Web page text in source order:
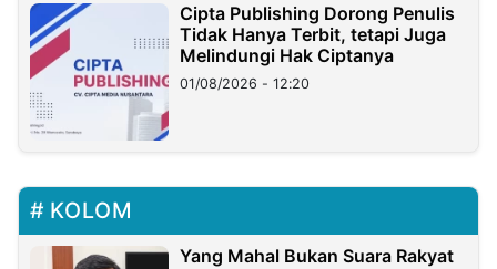
Cipta Publishing Dorong Penulis
Tidak Hanya Terbit, tetapi Juga
Melindungi Hak Ciptanya
01/08/2026 - 12:20
KOLOM
Yang Mahal Bukan Suara Rakyat